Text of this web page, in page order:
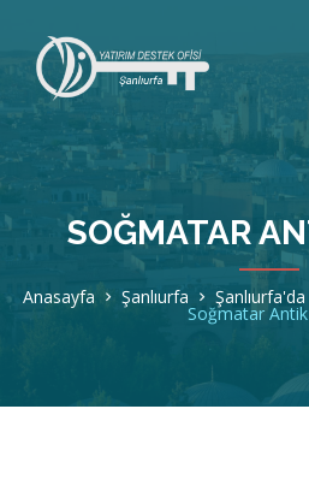
SOĞMATAR
Anasayfa Şanlıurfa
Soğmatar